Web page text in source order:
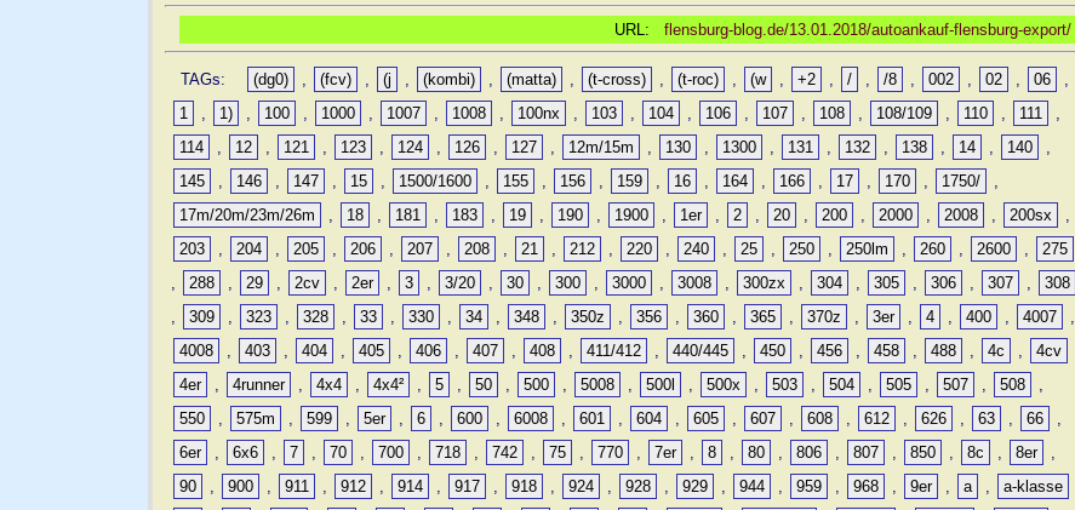
URL: flensburg-blog.de/13.01.2018/autoankauf-flensburg-export/
TAGs: (dg0) , (fcv) , (j , (kombi) , (matta) , (t-cross) , (t-roc) , (w , +2 , / , /8 , 002 , 02 , 06
,
1
, 1) , 100 , 1000 , 1007 , 1008 , 100nx , 103 , 104 , 106 , 107 , 108 , 108/109 , 110 , 111
,
114
, 12 , 121 , 123 , 124 , 126 , 127 , 12m/15m , 130 , 1300 , 131 , 132 , 138 , 14 , 140
,
145
, 146 , 147 , 15 , 1500/1600 , 155 , 156 , 159 , 16 , 164 , 166 , 17 , 170 , 1750/
,
17m/20m/23m/26m
, 18 , 181 , 183 , 19 , 190 , 1900 , 1er , 2 , 20 , 200 , 2000 , 2008 , 200sx
,
203
, 204 , 205 , 206 , 207 , 208 , 21 , 212 , 220 , 240 , 25 , 250 , 250lm , 260 , 2600 ,
275
,
288 , 29 , 2cv , 2er , 3 , 3/20 , 30 , 300 , 3000 , 3008 , 300zx , 304 , 305 , 306 , 307 ,
308
,
309 , 323 , 328 , 33 , 330 , 34 , 348 , 350z , 356 , 360 , 365 , 370z , 3er , 4 , 400 , 4007
,
4008
, 403 , 404 , 405 , 406 , 407 , 408 , 411/412 , 440/445 , 450 , 456 , 458 , 488 , 4c , 4cv
4er
, 4runner , 4x4 , 4x4² , 5 , 50 , 500 , 5008 , 500l , 500x , 503 , 504 , 505 , 507 , 508
,
550
, 575m , 599 , 5er , 6 , 600 , 6008 , 601 , 604 , 605 , 607 , 608 , 612 , 626 , 63 , 66
,
6er
, 6x6 , 7 , 70 , 700 , 718 , 742 , 75 , 770 , 7er , 8 , 80 , 806 , 807 , 850 , 8c , 8er
,
90
, 900 , 911 , 912 , 914 , 917 , 918 , 924 , 928 , 929 , 944 , 959 , 968 , 9er , a , a-klasse